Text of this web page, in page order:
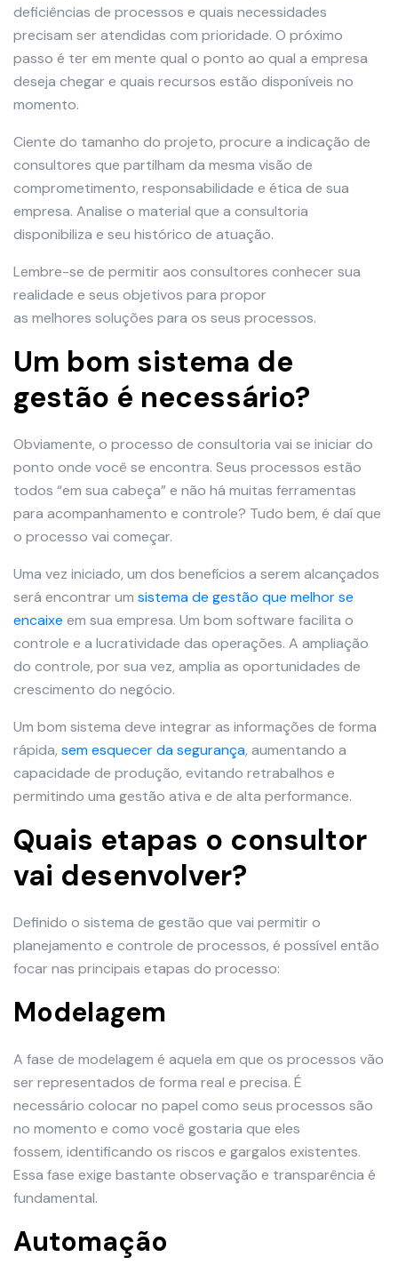
deficiências de processos e quais necessidades
precisam ser atendidas com prioridade. O próximo
passo é ter em mente qual o ponto ao qual a empresa
deseja chegar e quais recursos estão disponíveis no
momento.
Ciente do tamanho do projeto, procure a indicação de
consultores que partilham da mesma visão de
comprometimento, responsabilidade e ética de sua
empresa. Analise o material que a consultoria
disponibiliza e seu histórico de atuação.
Lembre-se de permitir aos consultores conhecer sua
realidade e seus objetivos para propor
as melhores soluções para os seus processos.
Um bom sistema de
gestão é necessário?
Obviamente, o processo de consultoria vai se iniciar do
ponto onde você se encontra. Seus processos estão
todos “em sua cabeça” e não há muitas ferramentas
para acompanhamento e controle? Tudo bem, é daí que
o processo vai começar.
Uma vez iniciado, um dos benefícios a serem alcançados
será encontrar um sistema de gestão que melhor se
encaixe em sua empresa. Um bom software facilita o
controle e a lucratividade das operações. A ampliação
do controle, por sua vez, amplia as oportunidades de
crescimento do negócio.
Um bom sistema deve integrar as informações de forma
rápida, sem esquecer dasegurança, aumentando a
capacidade de produção, evitando retrabalhos e
permitindo uma gestão ativa e de alta performance.
Quais etapas o consultor
vai desenvolver?
Definido o sistema de gestão que vai permitir o
planejamento e controle de processos, é possível então
focar nas principais etapas do processo:
Modelagem
A fase de modelagem é aquela em que os processos vão
ser representados de forma real e precisa. É
necessário colocar no papel como seus processos são
no momento e como você gostaria que eles
fossem, identificando os riscos e gargalos existentes.
Essa fase exige bastante observação e transparência é
fundamental.
Automação